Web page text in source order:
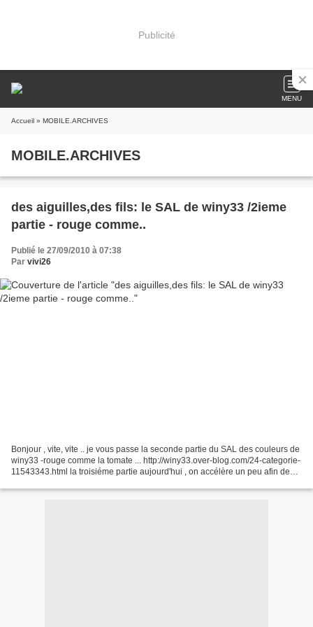
Publicité
MENU
Accueil » MOBILE.ARCHIVES
MOBILE.ARCHIVES
des aiguilles,des fils: le SAL de winy33 /2ieme
partie - rouge comme..
Publié le 27/09/2010 à 07:38
Par vivi26
Bonjour , vite, vite .. je vous passe la seconde partie du SAL des couleurs de
winy33 -rouge comme la tomate ... http://winy33.over-blog.com/24-categorie-
11543343.html la troisiéme partie aujourd'hui , on accélère un peu afin de